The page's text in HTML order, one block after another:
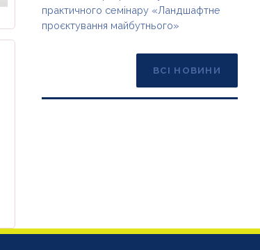
практичного семінару «Ландшафтне
проєктування майбутнього»
ВСІ НОВИНИ